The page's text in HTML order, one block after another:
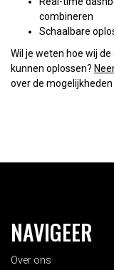
combineren
Schaalbare
Wil je weten hoe wij
kunnen oplossen?
over de
NAVIGEER
Over ons